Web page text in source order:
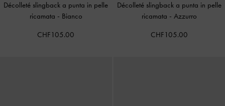
Décolleté slingback a punta in pelle
ricamata - Bianco
CHF105.00
Décolleté slingback a punta in pelle
ricamata - Azzurro
CHF105.00